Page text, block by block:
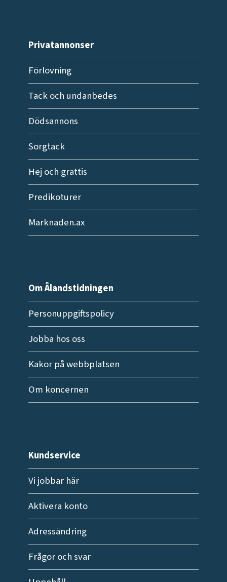
Privatannonser
Förlovning
Tack och undanbedes
Dödsannons
Sorgtack
Hej och grattis
Predikoturer
Marknaden.ax
Om Ålandstidningen
Personuppgiftspolicy
Jobba hos oss
Kakor på webbplatsen
Om koncernen
Kundservice
Vi jobbar här
Aktivera konto
Adressändring
Frågor och svar